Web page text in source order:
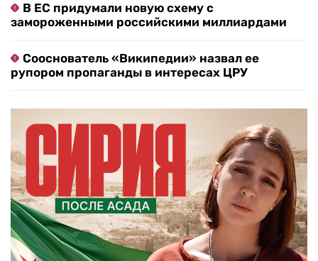
В ЕС придумали новую схему с
замороженными российскими миллиардами
Сооснователь «Википедии» назвал ее
рупором пропаганды в интересах ЦРУ